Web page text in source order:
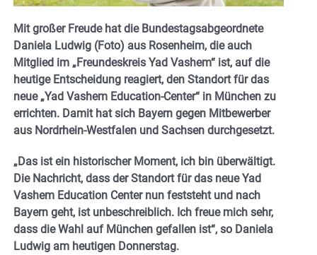
Mit großer Freude hat die Bundestagsabgeordnete
Daniela Ludwig (Foto) aus Rosenheim, die auch
Mitglied im „Freundeskreis Yad Vashem“ ist, auf die
heutige Entscheidung reagiert, den Standort für das
neue „Yad Vashem Education-Center“ in München zu
errichten. Damit hat sich Bayern gegen Mitbewerber
aus Nordrhein-Westfalen und Sachsen durchgesetzt.
„Das ist ein historischer Moment, ich bin überwältigt.
Die Nachricht, dass der Standort für das neue Yad
Vashem Education Center nun feststeht und nach
Bayern geht, ist unbeschreiblich. Ich freue mich sehr,
dass die Wahl auf München gefallen ist“, so Daniela
Ludwig am heutigen Donnerstag.